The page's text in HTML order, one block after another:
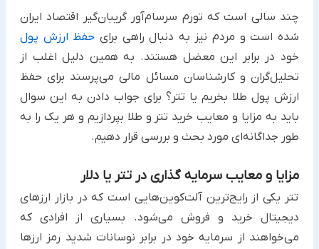
چند سالی است که تورم سرسام‌آور گریبان‌گیر اقتصاد ایران
شده است و مردم نیز به دنبال راهی برای حفظ ارزش پول
خود ‏در برابر این معضل هستند. به همین دلیل اغلب از
تحلیل‌گران و کارشناسان مسائل مالی می‌پرسند برای حفظ
ارزش پول طلا ‏بخریم یا تتر؟ برای جواب دادن به این سوال
باید به مزایا و معایب خرید تتر و طلا بپردازیم و هر یک را به
طور جداگانه‌ای ‏مورد بحث و بررسی قرار دهیم.‏
مزایا و معایب سرمایه گذاری در تتر یا دلار
تتر یکی از رایج‌ترین آلت‌کوین‌هایی است که در بازار ارزهای
دیجیتال خرید و فروش می‌شود. بسیاری از افرادی که
می‌خواهند ‏از سرمایه‌ خود در برابر نوسانات شدید رمز ارزها